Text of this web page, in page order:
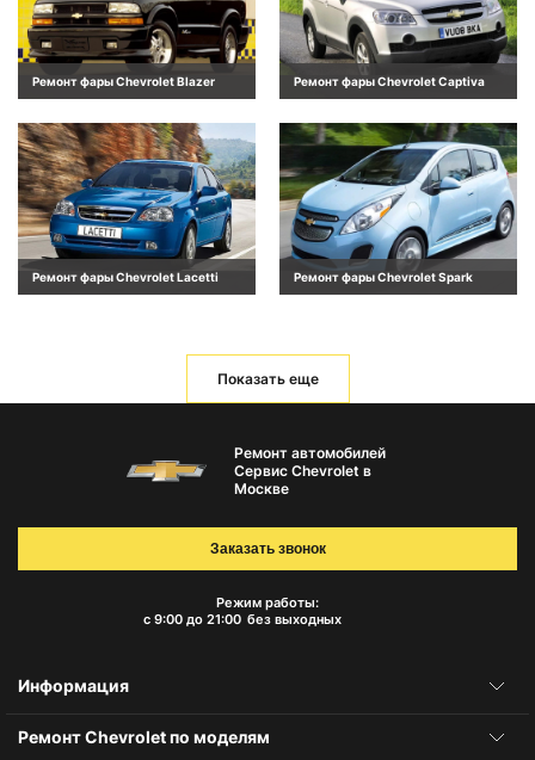
Ремонт фары Chevrolet Blazer Ремонт фары Chevrolet Captiva
Ремонт фары Chevrolet Lacetti Ремонт фары Chevrolet Spark
Показать еще
Ремонт автомобилей
Сервис Chevrolet в
Москве
Режим работы:
с 9:00 до 21:00 без выходных
Заказать звонок
Информация
Ремонт Chevrolet по моделям